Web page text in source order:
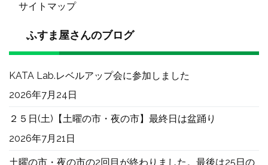
サイトマップ
ふすま屋さんのブログ
KATA Lab.レベルアップ会に参加しました
2026年7月24日
２５日(土)【土曜の市・夜の市】最終日は盆踊り
2026年7月21日
土曜の市・夜の市の2回目が終わりました。最後は25日の